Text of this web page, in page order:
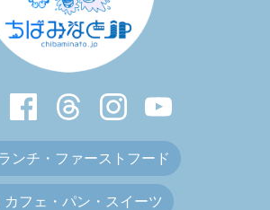
ンチ・ファーストフード
カフェ・パン・スイーツ